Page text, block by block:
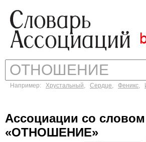
Например: Хрустальный, Сердце, Феникс,
Ассоциации со словом
«ОТНОШЕНИЕ»